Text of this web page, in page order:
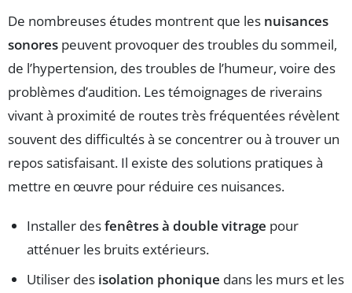
De nombreuses études montrent que les nuisances
sonores peuvent provoquer des troubles du sommeil,
de l’hypertension, des troubles de l’humeur, voire des
problèmes d’audition. Les témoignages de riverains
vivant à proximité de routes très fréquentées révèlent
souvent des difficultés à se concentrer ou à trouver un
repos satisfaisant. Il existe des solutions pratiques à
mettre en œuvre pour réduire ces nuisances.
Installer desfenêtres à double vitrage pour
atténuer les bruits extérieurs.
Utiliser des isolation phonique dans les murs et les